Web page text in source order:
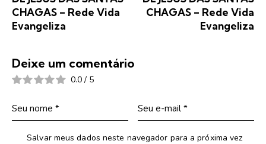
CHAGAS – Rede Vida
Evangeliza
CHAGAS – Rede Vida
Evangeliza
Deixe um comentário
0.0 / 5
Salvar meus dados neste navegador para a próxima vez